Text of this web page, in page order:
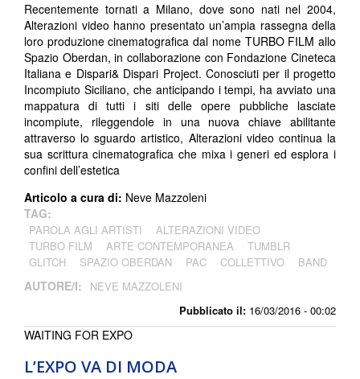
Pubblicato il: 16/03/2016 - 00:02
Recentemente tornati a Milano, dove sono nati nel 2004,
Alterazioni video hanno presentato un’ampia rassegna della
loro produzione cinematografica dal nome TURBO FILM allo
Spazio Oberdan, in collaborazione con Fondazione Cineteca
Italiana e Dispari& Dispari Project. Conosciuti per il progetto
Incompiuto Siciliano, che anticipando i tempi, ha avviato una
mappatura di tutti i siti delle opere pubbliche lasciate
incompiute, rileggendole in una nuova chiave abilitante
attraverso lo sguardo artistico, Alterazioni video continua la
sua scrittura cinematografica che mixa i generi ed esplora i
confini dell’estetica
Articolo a cura di: Neve Mazzoleni
TAG:
PAROLA AGLI ARTISTI
ALTERAZIONI VIDEO
TURBO FILM
ARTE CONTEMPORANEA
TUMBLR
GLITCH
SPAZIO OBERDAN PAC COLLETTIVO BAND
AUTORE/I: NEVE MAZZOLENI
L’EXPO VA DI MODA
WAITING FOR EXPO